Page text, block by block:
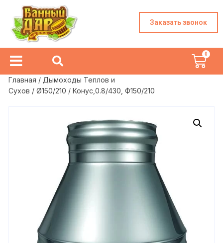
Заказать звонок
Главная /Дымоходы Теплов и
Сухов /Ø150/210 / Конус,0.8/430, Ф150/210